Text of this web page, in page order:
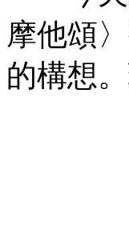
摩他頌
的構想
│─